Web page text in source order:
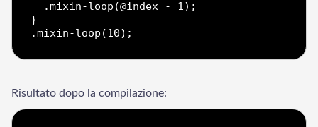
}
Risultato dopo la compilazione: